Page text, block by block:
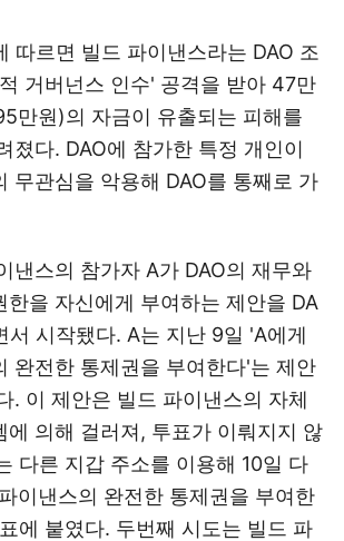
따르면 빌드 파이낸스라는 DAO 조
거버넌스 인수' 공격을 받아 47만
만원)의 자금이 유출되는 피해를
졌다. DAO에 참가한 특정 개인이
무관심을 악용해 DAO를 통째로 가
낸스의 참가자 A가 DAO의 재무와
한을 자신에게 부여하는 제안을 DA
서 시작됐다. A는 지난 9일 'A에게
완전한 통제권을 부여한다'는 제안
. 이 제안은 빌드 파이낸스의 자체
에 의해 걸러져, 투표가 이뤄지지 않
다른 지갑 주소를 이용해 10일 다
이낸스의 완전한 통제권을 부여한
에 붙였다. 두번째 시도는 빌드 파